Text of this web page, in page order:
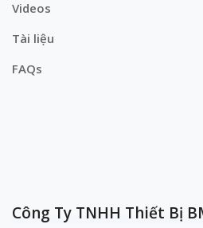
Videos
Tài liệu
FAQs
Công Ty TNHH Thiết Bị